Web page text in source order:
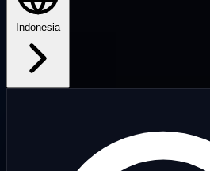
Indonesia